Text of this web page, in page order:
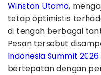
Winston Utomo,
tetap optimistis
di tengah berbagai
Pesan tersebut
Indonesia Summit 2026
bertepatan dengan